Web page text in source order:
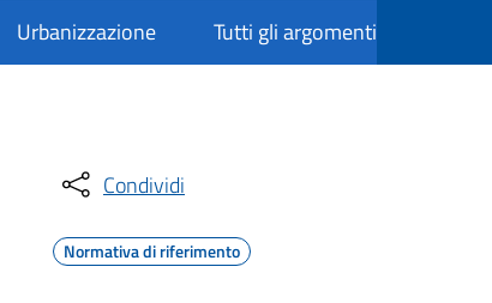
Urbanizzazione Tutti gli argomenti
Condividi
Normativa di riferimento